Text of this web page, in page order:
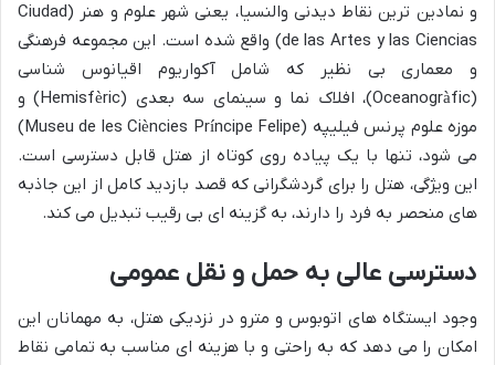
و نمادین ترین نقاط دیدنی والنسیا، یعنی شهر علوم و هنر (Ciudad
de las Artes y las Ciencias) واقع شده است. این مجموعه فرهنگی
و معماری بی نظیر که شامل آکواریوم اقیانوس شناسی
(Oceanogràfic)، افلاک نما و سینمای سه بعدی (Hemisfèric) و
موزه علوم پرنس فیلیپه (Museu de les Ciències Príncipe Felipe)
می شود، تنها با یک پیاده روی کوتاه از هتل قابل دسترسی است.
این ویژگی، هتل را برای گردشگرانی که قصد بازدید کامل از این جاذبه
های منحصر به فرد را دارند، به گزینه ای بی رقیب تبدیل می کند.
دسترسی عالی به حمل و نقل عمومی
وجود ایستگاه های اتوبوس و مترو در نزدیکی هتل، به مهمانان این
امکان را می دهد که به راحتی و با هزینه ای مناسب به تمامی نقاط